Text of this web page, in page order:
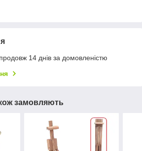
14 днів за домовленістю
замовляють